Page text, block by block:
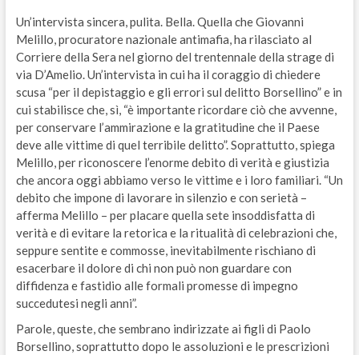
Un’intervista sincera, pulita. Bella. Quella che Giovanni
Melillo, procuratore nazionale antimafia, ha rilasciato al
Corriere della Sera nel giorno del trentennale della strage di
via D’Amelio. Un’intervista in cui ha il coraggio di chiedere
scusa “per il depistaggio e gli errori sul delitto Borsellino” e in
cui stabilisce che, sì, “è importante ricordare ciò che avvenne,
per conservare l’ammirazione e la gratitudine che il Paese
deve alle vittime di quel terribile delitto”. Soprattutto, spiega
Melillo, per riconoscere l’enorme debito di verità e giustizia
che ancora oggi abbiamo verso le vittime e i loro familiari. “Un
debito che impone di lavorare in silenzio e con serietà –
afferma Melillo – per placare quella sete insoddisfatta di
verità e di evitare la retorica e la ritualità di celebrazioni che,
seppure sentite e commosse, inevitabilmente rischiano di
esacerbare il dolore di chi non può non guardare con
diffidenza e fastidio alle formali promesse di impegno
succedutesi negli anni”.
Parole, queste, che sembrano indirizzate ai figli di Paolo
Borsellino, soprattutto dopo le assoluzioni e le prescrizioni